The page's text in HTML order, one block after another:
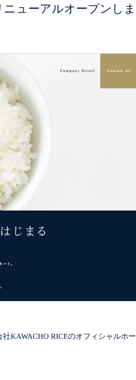
ューアルオープンしま
KAWACHO RICEのオフィシャルホー